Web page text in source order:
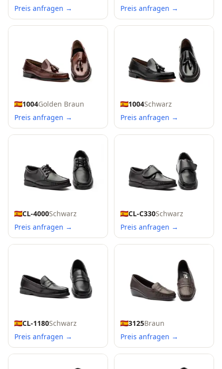
Preis anfragen →
Preis anfragen →
1004Golden Braun
Preis anfragen →
1004Schwarz
Preis anfragen →
CL-4000Schwarz
Preis anfragen →
CL-C330Schwarz
Preis anfragen →
CL-1180Schwarz
Preis anfragen →
3125Braun
Preis anfragen →